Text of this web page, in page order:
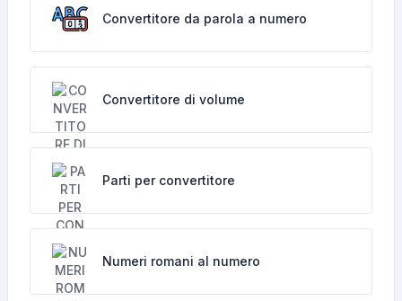
Convertitore da parola a numero
Convertitore di volume
Parti per convertitore
Numeri romani al numero